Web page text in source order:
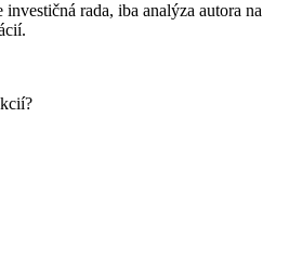
rada, iba analýza autora na